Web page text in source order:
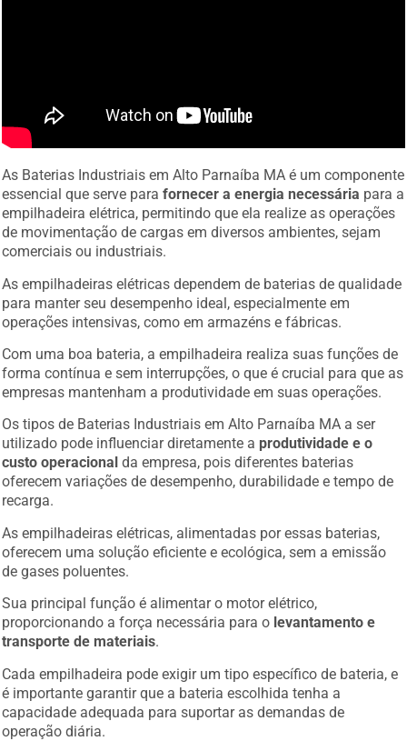
As Baterias Industriais em Alto Parnaíba MA é um componente
essencial que serve parafornecer a energia necessária para a
empilhadeira elétrica, permitindo que ela realize as operações
de movimentação de cargas em diversos ambientes, sejam
comerciais ou industriais.
As empilhadeiras elétricas dependem de baterias de qualidade
para manter seu desempenho ideal, especialmente em
operações intensivas, como em armazéns e fábricas.
Com uma boa bateria, a empilhadeira realiza suas funções de
forma contínua e sem interrupções, o que é crucial para que as
empresas mantenham a produtividade em suas operações.
Os tipos de Baterias Industriais em Alto Parnaíba MA a ser
utilizado pode influenciar diretamente a produtividade e o
custo operacional da empresa, pois diferentes baterias
oferecem variações de desempenho, durabilidade e tempo de
recarga.
As empilhadeiras elétricas, alimentadas por essas baterias,
oferecem uma solução eficiente e ecológica, sem a emissão
de gases poluentes.
Sua principal função é alimentar o motor elétrico,
proporcionando a força necessária para o levantamento e
transporte de materiais.
Cada empilhadeira pode exigir um tipo específico de bateria, e
é importante garantir que a bateria escolhida tenha a
capacidade adequada para suportar as demandas de
operação diária.